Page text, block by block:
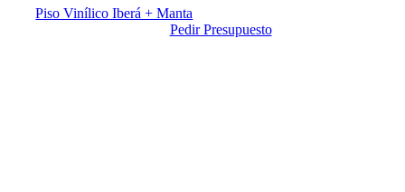
Piso Vinílico Iberá + Manta
Pedir Presupuesto